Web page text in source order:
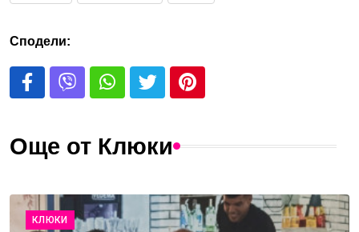
Сподели:
Още от Клюки
КЛЮКИ